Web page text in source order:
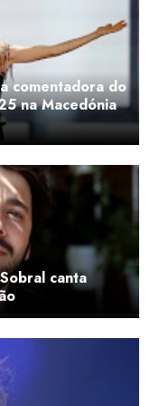
comentadora do
na Macedónia
canta